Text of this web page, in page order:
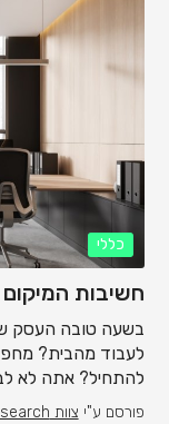
כללי
חשיבות
בשעה טובה העסק
לעבוד מהבית?
להתחיל? אתה לא
פורסם ע"י צוות Offisearch